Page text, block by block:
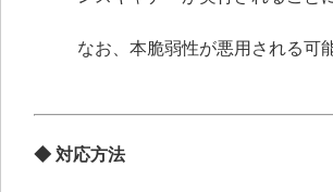
なお、本脆弱性が悪用される可
◆ 対応方法